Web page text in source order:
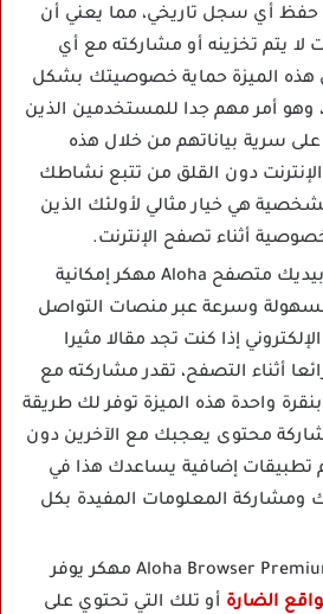
حفظ أي سجل تاريخي، مما يعني أن
لا يتم تخزينه أو مشاركته مع أي
هذه الميزة حماية خصوصيتك بشكل
وهو أمر مهم جدا للمستخدمين الذين
سرية بياناتهم من خلال هذه
الإنترنت دون القلق من تتبع نشاطك
هي خيار مثالي لأولئك الذين
أثناء تصفح الإنترنت.
بيديك متصفح Aloha مهكر إمكانية
وسرعة عبر منصات التواصل
إذا كنت تجد مقالا مثيرا
أثناء التصفح، تقدر مشاركته مع
واحدة هذه الميزة توفر لك طريقة
محتوى يعجبك مع الآخرين دون
تطبيقات إضافية يساعدك هذا في
ومشاركة المعلومات المفيدة بكل
الضارة أو تلك التي تحتوي على